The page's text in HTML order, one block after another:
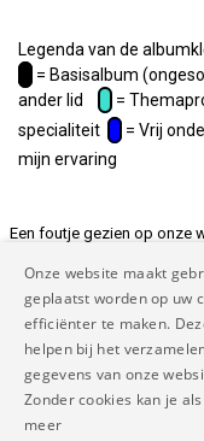
Legenda van de
= Basisalbum
ander lid
=
specialiteit
= Vrij
mijn ervaring
Een foutje gezien op onze
en
Copyright
voorwaarden|Privacy
Onze website maakt
geplaatst worden op uw
efficiënter te maken.
helpen bij het
gegevens van onze
Zonder cookies kan je
meer